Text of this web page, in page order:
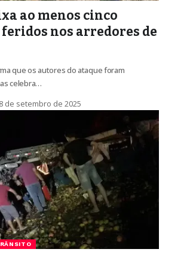
ao menos cinco
feridos nos arredores de
que os autores do ataque foram
celebra…
8 de setembro de 2025